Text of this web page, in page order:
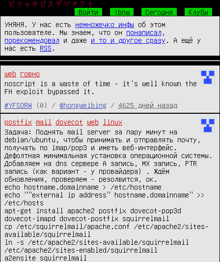
ビリャチピスデツナフイ
Войти
!bnw Сегодня
Клубы
УНЯНЯ. У нас есть немножечко инфы об этом
пользователе. Мы знаем, что он понаписал
порекомендовал и даже и то и другое сразу . А ещё у
нас есть RSS
web
говно
noscript is a waste of time - it's well known the
FH exploit bypassed it.
#YFSORW
(0) / @hongweibing / 4625 дней назад
postfix mail dovecot web
linux
Задача: Поднять mail server за пару минут на
debian/ubuntu, чтобы принимать и отправлять почту,
получать по imap/pop3 и иметь веб-интерфейс.
Дефолтная минимальная установка операционной системы.
Добавляем на dns сервере A запись, MX запись, PTR
запись (как вариант - у провайдера) . Ждём
обновления, проверяем - резолвится, ок.
echo hostname.domainname > /etc/hostname
echo ""external ip address" hostname.domainname" >>
/etc/hosts
apt-get install apache2 postfix dovecot-pop3d
dovecot-imapd dovecot-postfix squirrelmail
cp /etc/squirrelmail/apache.conf /etc/apache2/sites-
available/squirrelmail
ln -s /etc/apache2/sites-available/squirrelmail
/etc/apache2/sites-enabled/squirrelmail
a2ensite squirrelmail